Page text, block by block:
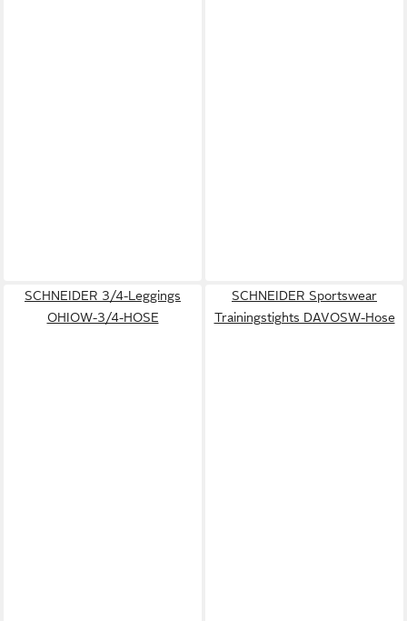
SCHNEIDER 3/4-Leggings
OHIOW-3/4-HOSE
SCHNEIDER Sportswear
Trainingstights DAVOSW-Hose